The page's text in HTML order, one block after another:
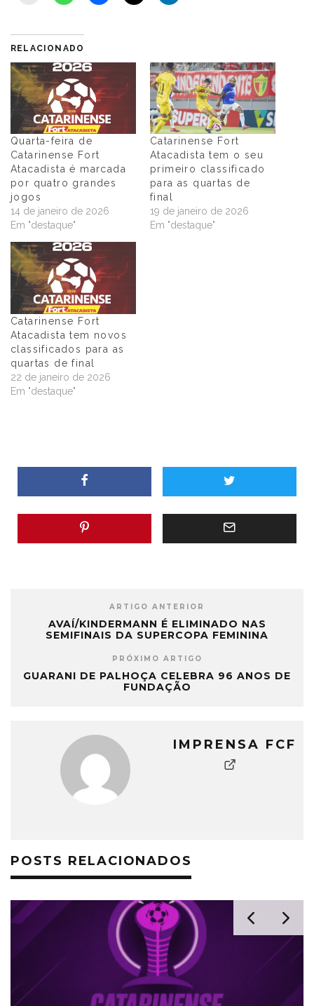
RELACIONADO
Quarta-feira de
Catarinense Fort
Atacadista é marcada
por quatro grandes
jogos
14 de janeiro de 2026
Em "destaque"
Catarinense Fort
Atacadista tem o seu
primeiro classificado
para as quartas de
final
19 de janeiro de 2026
Em "destaque"
Catarinense Fort
Atacadista tem novos
classificados para as
quartas de final
22 de janeiro de 2026
Em "destaque"
ARTIGO ANTERIOR
AVAÍ/KINDERMANN É ELIMINADO NAS
SEMIFINAIS DA SUPERCOPA FEMININA
PRÓXIMO ARTIGO
GUARANI DE PALHOÇA CELEBRA 96 ANOS DE
FUNDAÇÃO
IMPRENSA FCF
POSTS RELACIONADOS